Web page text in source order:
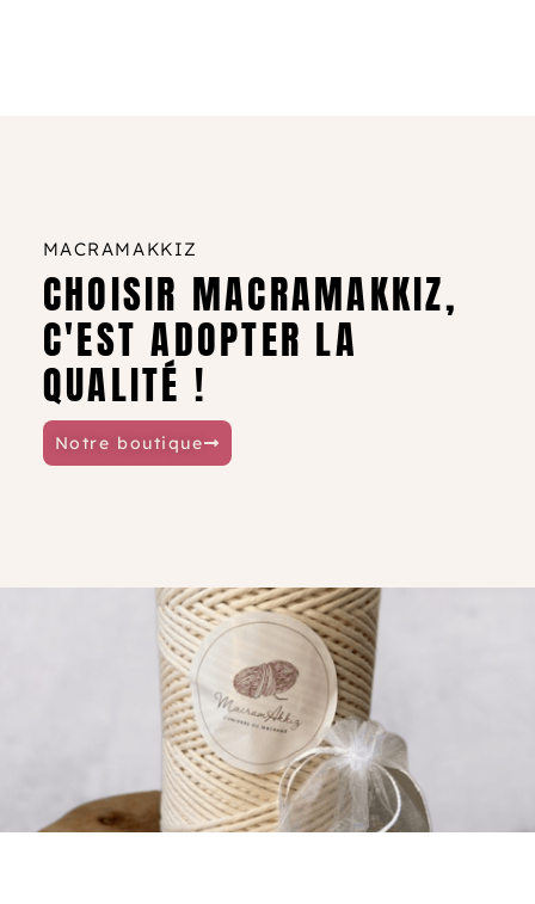
MACRAMAKKIZ
CHOISIR MACRAMAKKIZ,
C'EST ADOPTER LA
QUALITÉ !
Notre boutique